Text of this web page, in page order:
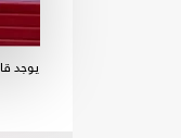
يوجد قانون في